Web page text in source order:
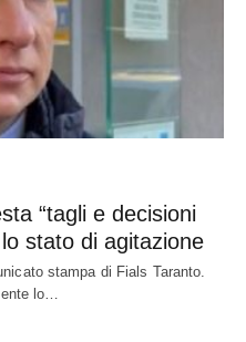
“tagli e decisioni
stato di agitazione
stampa di Fials Taranto.
lo…